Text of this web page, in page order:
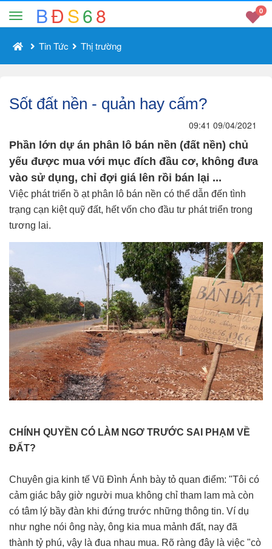
BĐS68 0
Tin Tức Thị trường
Sốt đất nền - quản hay cấm?
09:41 09/04/2021
Phần lớn dự án phân lô bán nền (đất nền) chủ
yếu được mua với mục đích đầu cơ, không đưa
vào sử dụng, chỉ đợi giá lên rồi bán lại ...
Việc phát triển ồ ạt phân lô bán nền có thể dẫn đến tình
trạng cạn kiệt quỹ đất, hết vốn cho đầu tư phát triển trong
tương lai.
CHÍNH QUYỀN CÓ LÀM NGƠ TRƯỚC SAI PHẠM VỀ
ĐẤT?
Chuyên gia kinh tế Vũ Đình Ánh bày tỏ quan điểm: "Tôi có
cảm giác bây giờ người mua không chỉ tham lam mà còn
có tâm lý bầy đàn khi đứng trước những thông tin. Ví dụ
như nghe nói ông này, ông kia mua mảnh đất, nay đã
thành tỷ phú, vậy là đua nhau mua. Rõ ràng đây là việc "cò